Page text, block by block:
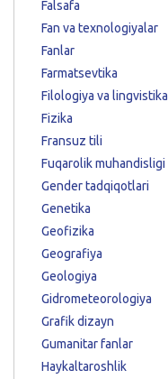
Falsafa
Fan va texnologiyalar
Fanlar
Farmatsevtika
Filologiya va lingvistika
Fizika
Fransuz tili
Fuqarolik muhandisligi
Gender tadqiqotlari
Genetika
Geofizika
Geografiya
Geologiya
Gidrometeorologiya
Grafik dizayn
Gumanitar fanlar
Haykaltaroshlik